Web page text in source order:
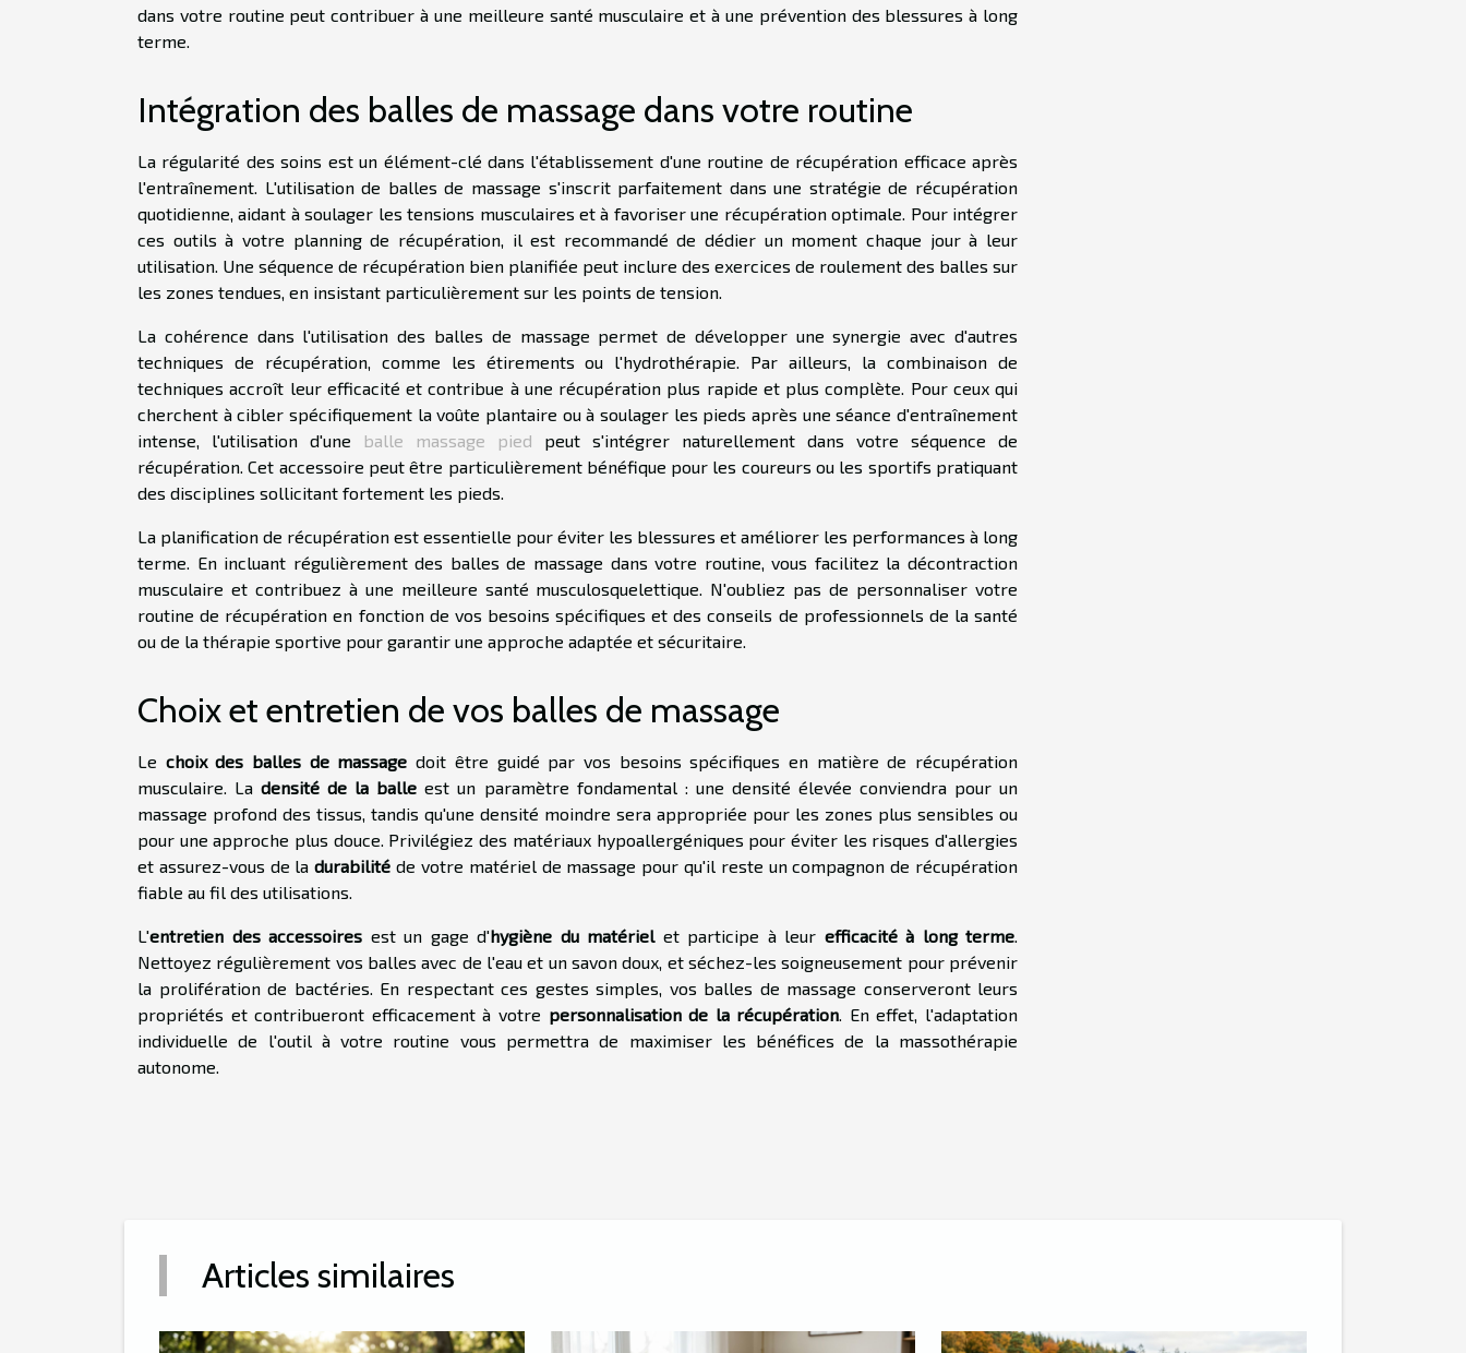
dans votre routine peut contribuer à une meilleure santé musculaire et à une prévention des blessures à long
terme.
Intégration des balles de massage dans votre routine
La régularité des soins est un élément-clé dans l'établissement d'une routine de récupération efficace après
l'entraînement. L'utilisation de balles de massage s'inscrit parfaitement dans une stratégie de récupération
quotidienne, aidant à soulager les tensions musculaires et à favoriser une récupération optimale. Pour intégrer
ces outils à votre planning de récupération, il est recommandé de dédier un moment chaque jour à leur
utilisation. Une séquence de récupération bien planifiée peut inclure des exercices de roulement des balles sur
les zones tendues, en insistant particulièrement sur les points de tension.
La cohérence dans l'utilisation des balles de massage permet de développer une synergie avec d'autres
techniques de récupération, comme les étirements ou l'hydrothérapie. Par ailleurs, la combinaison de
techniques accroît leur efficacité et contribue à une récupération plus rapide et plus complète. Pour ceux qui
cherchent à cibler spécifiquement la voûte plantaire ou à soulager les pieds après une séance d'entraînement
intense, l'utilisation d'une
balle massage pied peut s'intégrer naturellement dans votre séquence de
récupération. Cet accessoire peut être particulièrement bénéfique pour les coureurs ou les sportifs pratiquant
des disciplines sollicitant fortement les pieds.
La planification de récupération est essentielle pour éviter les blessures et améliorer les performances à long
terme. En incluant régulièrement des balles de massage dans votre routine, vous facilitez la décontraction
musculaire et contribuez à une meilleure santé musculosquelettique. N'oubliez pas de personnaliser votre
routine de récupération en fonction de vos besoins spécifiques et des conseils de professionnels de la santé
ou de la thérapie sportive pour garantir une approche adaptée et sécuritaire.
Choix et entretien de vos balles de massage
Le choix des balles de massage doit être guidé par vos besoins spécifiques en matière de récupération
musculaire. Ladensité de la balle est un paramètre fondamental : une densité élevée conviendra pour un
massage profond des tissus, tandis qu'une densité moindre sera appropriée pour les zones plus sensibles ou
pour une approche plus douce. Privilégiez des matériaux hypoallergéniques pour éviter les risques d'allergies
et assurez-vous de ladurabilité de votre matériel de massage pour qu'il reste un compagnon de récupération
fiable au fil des utilisations.
L'entretien des accessoires est un gage d'hygiène du matériel et participe à leur efficacité à long terme
Nettoyez régulièrement vos balles avec de l'eau et un savon doux, et séchez-les soigneusement pour prévenir
la prolifération de bactéries. En respectant ces gestes simples, vos balles de massage conserveront leurs
propriétés et contribueront efficacement à votre personnalisation de la récupération . En effet, l'adaptation
individuelle de l'outil à votre routine vous permettra de maximiser les bénéfices de la massothérapie
autonome.
Articles similaires